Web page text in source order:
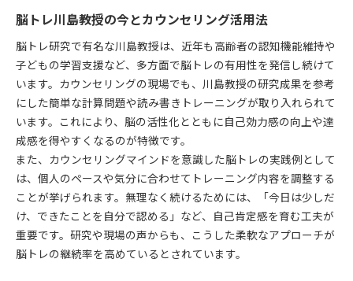
脳トレ川島教授の今とカウンセリング活用法
脳トレ研究で有名な川島教授は、近年も高齢者の認知機能維持や
子どもの学習支援など、多方面で脳トレの有用性を発信し続けて
います。カウンセリングの現場でも、川島教授の研究成果を参考
にした簡単な計算問題や読み書きトレーニングが取り入れられて
います。これにより、脳の活性化とともに自己効力感の向上や達
成感を得やすくなるのが特徴です。
また、カウンセリングマインドを意識した脳トレの実践例として
は、個人のペースや気分に合わせてトレーニング内容を調整する
ことが挙げられます。無理なく続けるためには、「今日は少しだ
け、できたことを自分で認める」など、自己肯定感を育む工夫が
重要です。研究や現場の声からも、こうした柔軟なアプローチが
脳トレの継続率を高めているとされています。